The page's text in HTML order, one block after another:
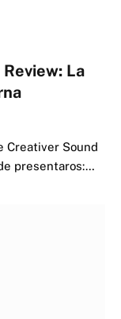
La
Creativer Sound
presentaros:…